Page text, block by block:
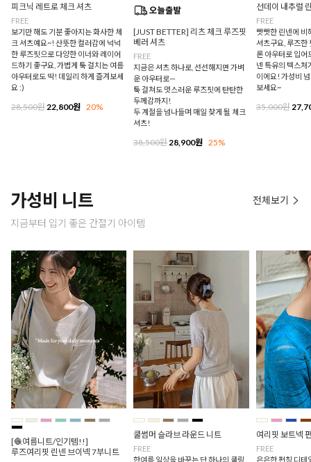
피크닉 레트로 체크 셔츠
FREE
보기만 해도 기분 좋아지는 화사한 체
크 셔츠예요~! 산뜻한 컬러감에 넉넉
한 루즈핏으로 다양한 이너와 레이어
드하기 좋구요, 가볍게 툭 걸치는 여름
아우터로도 딱! 데일리 하게 즐겨보세
요 :)
28,500원 22,800원 20%
[JUST BETTER] 리츠 체크 루즈핏
베러 셔츠
FREE
지금은 셔츠 하나로, 선선해지면 가벼
운 아우터로—
툭 걸쳐도 멋스러운 루즈핏에 탄탄한
두께감까지!
두 계절을 넘나들며 매일 찾게 될 체크
셔츠!
38,500원28,900원 25%
선데이 내추럴
FREE
빳빳한 린넨에 비
셔츠구요, 루즈한
론 아우터로 입어
넨 특유의 텍스처
이에요! 가성비
보세요~
35,000원
가성비 니트
지금부터 입기 좋은 간절기 아이템
전체보기
[🧶여름니트/인기템!!]
루즈여리핏 린넨 브이넥 7부니트
쿨썸머 슬라브 라운드 니트
FREE
한여름 일상을 바꾸는 단 하나의 쿨링
여리핏 보트넥
FREE
은은한 펀칭 디테